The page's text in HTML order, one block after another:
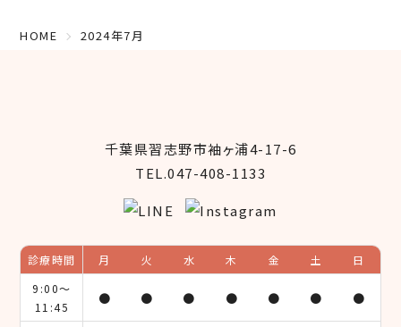
HOME 2024年7月
千葉県習志野市袖ヶ浦4-17-6
TEL.047-408-1133
診療時間 月 火 水 木 金 土
日
9:00～
11:45
● ● ● ● ● ● ●